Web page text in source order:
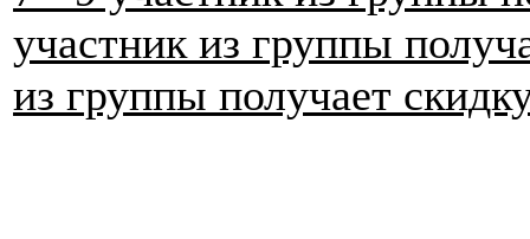
участник из группы
из группы получает